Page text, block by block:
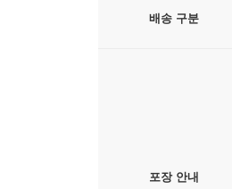
배송 구분
포장 안내